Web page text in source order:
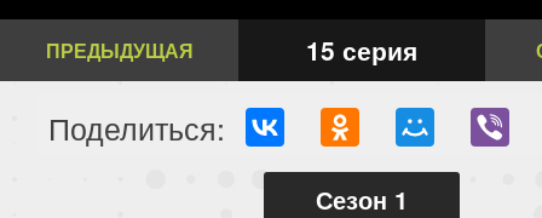
ПРЕДЫДУЩАЯ 15 серия
Поделиться:
Сезон 1